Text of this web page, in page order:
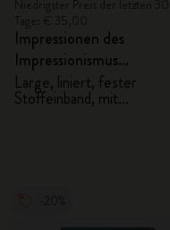
Impressionen des
Impressionismus
Notizbuch
Large, liniert, fester
Stoffeinband, mit
Geschenkbox